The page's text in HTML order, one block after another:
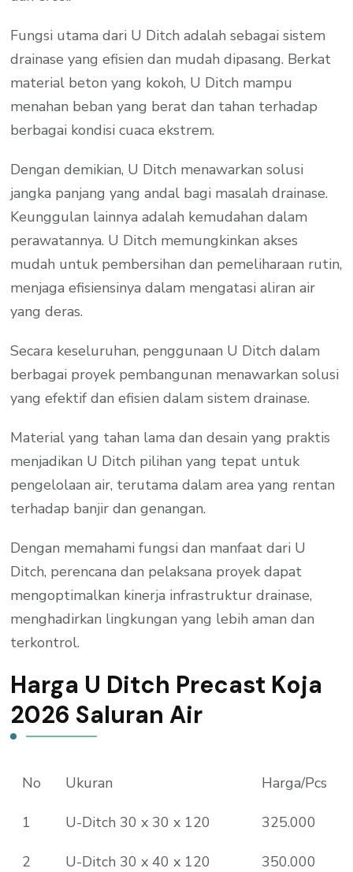
Fungsi utama dari U Ditch adalah sebagai sistem
drainase yang efisien dan mudah dipasang. Berkat
material beton yang kokoh, U Ditch mampu
menahan beban yang berat dan tahan terhadap
berbagai kondisi cuaca ekstrem.
Dengan demikian, U Ditch menawarkan solusi
jangka panjang yang andal bagi masalah drainase.
Keunggulan lainnya adalah kemudahan dalam
perawatannya. U Ditch memungkinkan akses
mudah untuk pembersihan dan pemeliharaan rutin,
menjaga efisiensinya dalam mengatasi aliran air
yang deras.
Secara keseluruhan, penggunaan U Ditch dalam
berbagai proyek pembangunan menawarkan solusi
yang efektif dan efisien dalam sistem drainase.
Material yang tahan lama dan desain yang praktis
menjadikan U Ditch pilihan yang tepat untuk
pengelolaan air, terutama dalam area yang rentan
terhadap banjir dan genangan.
Dengan memahami fungsi dan manfaat dari U
Ditch, perencana dan pelaksana proyek dapat
mengoptimalkan kinerja infrastruktur drainase,
menghadirkan lingkungan yang lebih aman dan
terkontrol.
Harga U Ditch Precast Koja
2026 Saluran Air
No Ukuran Harga/Pcs
1 U-Ditch 30 x 30 x 120 325.000
2 U-Ditch 30 x 40 x 120 350.000